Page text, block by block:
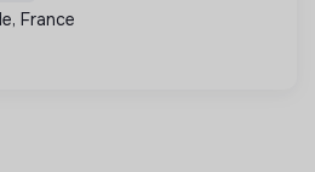
consommation et favorisant
France